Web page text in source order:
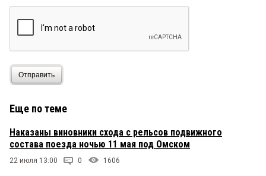
Отправить
Еще по теме
Наказаны виновники схода с рельсов подвижного
состава поезда ночью 11 мая под Омском
22 июля 13:00 0 1606